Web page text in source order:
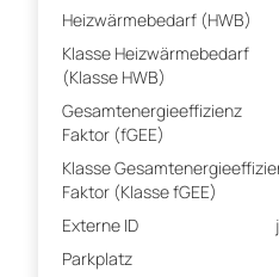
Heizwärmebedarf (HWB)
Klasse Heizwärmebedarf
(Klasse HWB)
Gesamtenergieeffizienz
Faktor (fGEE)
Klasse
Faktor (Klasse fGEE)
Externe ID
Parkplatz